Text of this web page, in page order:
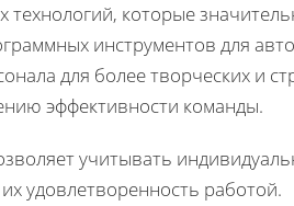
которые
инструментов для
для более творческих и
эффективности команды.
учитывать
удовлетворенность работой.